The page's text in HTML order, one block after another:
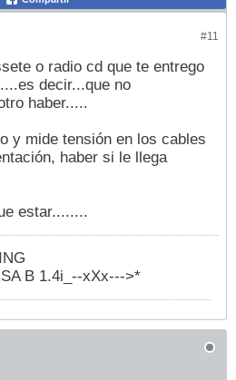
#11
o radio cd que te entrego
decir...que no
haber.....
y mide tensión en los cables
haber si le llega
estar........
B 1.4i_--xXx--->*